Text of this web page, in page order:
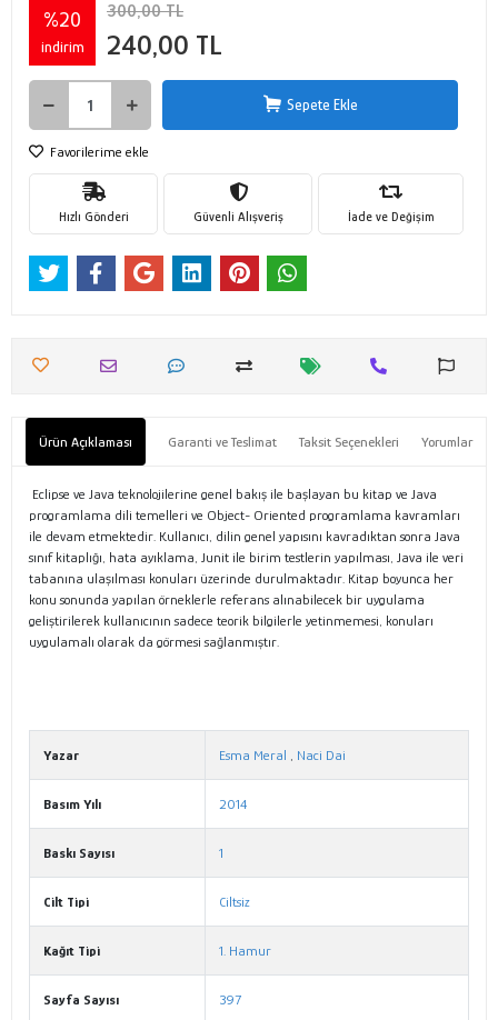
%20
indirim
300,00 TL
240,00 TL
Sepete Ekle
Favorilerime ekle
Hızlı Gönderi Güvenli Alışveriş İade ve Değişim
Ürün Açıklaması Garanti ve Teslimat Taksit Seçenekleri Yorumlar
Eclipse ve Java teknolojilerine genel bakış ile başlayan bu kitap ve Java
programlama dili temelleri ve Object- Oriented programlama kavramları
ile devam etmektedir. Kullanıcı, dilin genel yapısını kavradıktan sonra Java
sınıf kitaplığı, hata ayıklama, Junit ile birim testlerin yapılması, Java ile veri
tabanına ulaşılması konuları üzerinde durulmaktadır. Kitap boyunca her
konu sonunda yapılan örneklerle referans alınabilecek bir uygulama
geliştirilerek kullanıcının sadece teorik bilgilerle yetinmemesi, konuları
uygulamalı olarak da görmesi sağlanmıştır.
Yazar Esma Meral , Naci Dai
Basım Yılı 2014
Baskı Sayısı 1
Cilt Tipi Ciltsiz
Kağıt Tipi 1. Hamur
Sayfa Sayısı 397